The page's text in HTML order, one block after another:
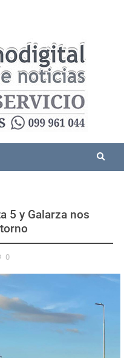
5 y Galarza nos
0